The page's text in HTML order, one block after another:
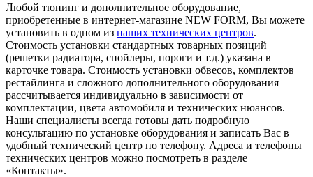
Любой тюнинг и дополнительное оборудование,
приобретенные в интернет-магазине NEW FORM, Вы можете
установить в одном из наших технических центров.
Стоимость установки стандартных товарных позиций
(решетки радиатора, спойлеры, пороги и т.д.) указана в
карточке товара. Стоимость установки обвесов, комплектов
рестайлинга и сложного дополнительного оборудования
рассчитывается индивидуально в зависимости от
комплектации, цвета автомобиля и технических нюансов.
Наши специалисты всегда готовы дать подробную
консультацию по установке оборудования и записать Вас в
удобный технический центр по телефону. Адреса и телефоны
технических центров можно посмотреть в разделе
«Контакты».